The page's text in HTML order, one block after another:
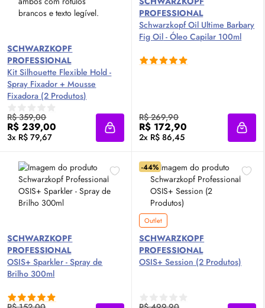
SCHWARZKOPF
PROFESSIONAL
Kit Silhouette Flexible Hold -
Spray Fixador + Mousse
Fixadora (2 Produtos)
R$ 359,00
R$ 239,00
3x R$ 79,67 Adicionar à sacola
PROFESSIONAL
SchwarzkopfOil Ultime Barbary
FigOil - Óleo Capilar 100ml
R$ 269,90
R$ 172,90
2x R$ 86,45
SCHWARZKOPF
PROFESSIONAL
OSIS+ Sparkler - Spray de
Brilho 300ml
-44%
Outlet
SCHWARZKOPF
PROFESSIONAL
OSIS+ Session (2 Produtos)